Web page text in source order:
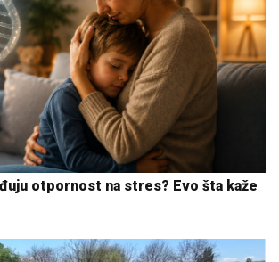
otpornost na stres? Evo šta kaže